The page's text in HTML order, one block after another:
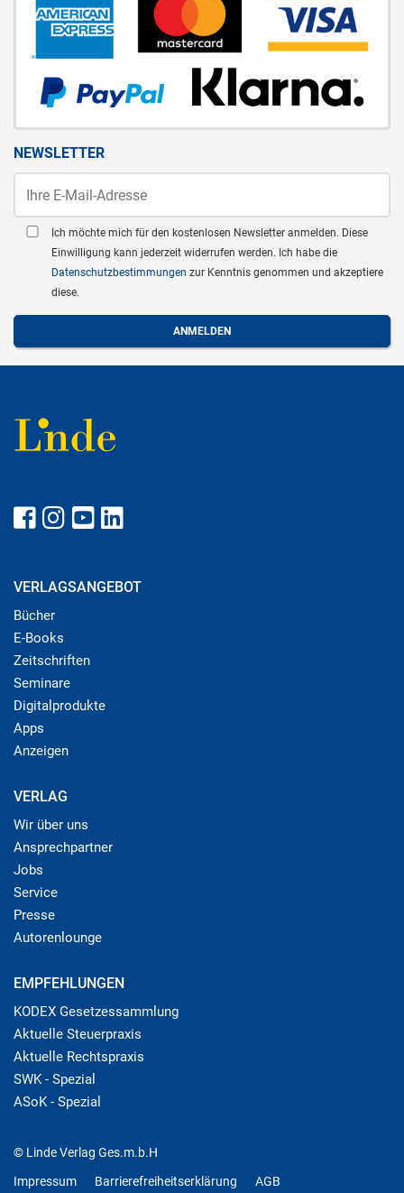
NEWSLETTER
Ich möchte mich für den kostenlosen Newsletter anmelden. Diese
Einwilligung kann jederzeit widerrufen werden. Ich habe die
Datenschutzbestimmungen zur Kenntnis genommen und akzeptiere
diese.
VERLAGSANGEBOT
Bücher
E-Books
Zeitschriften
Seminare
Digitalprodukte
Apps
Anzeigen
VERLAG
Wir über uns
Ansprechpartner
Jobs
Service
Presse
Autorenlounge
EMPFEHLUNGEN
KODEX Gesetzessammlung
Aktuelle Steuerpraxis
Aktuelle Rechtspraxis
SWK - Spezial
ASoK - Spezial
© Linde Verlag Ges.m.b.H
Impressum
Barrierefreiheitserklärung AGB